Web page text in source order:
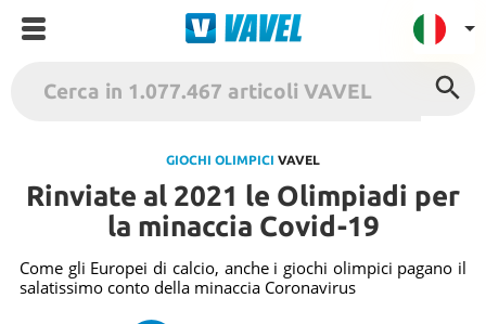
UK
Spagna
México
GIOCHI OLIMPICI VAVEL
Rinviate al 2021 le Olimpiadi per
la minaccia Covid-19
Come gli Europei di calcio, anche i giochi olimpici pagano il
salatissimo conto della minaccia Coronavirus